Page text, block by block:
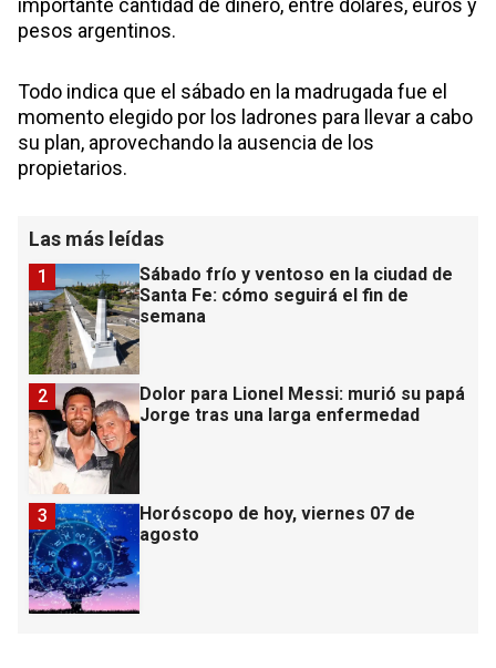
importante cantidad de dinero, entre dólares, euros y
pesos argentinos.
Todo indica que el sábado en la madrugada fue el
momento elegido por los ladrones para llevar a cabo
su plan, aprovechando la ausencia de los
propietarios.
Las más leídas
Sábado frío y ventoso en la ciudad de
Santa Fe: cómo seguirá el fin de
semana
1
Dolor para Lionel Messi: murió su papá
Jorge tras una larga enfermedad
2
Horóscopo de hoy, viernes 07 de
agosto
3